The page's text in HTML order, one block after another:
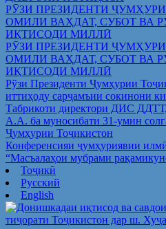
РӮЗИ ПРЕЗИДЕНТИ
ОМИЛИ ВАҲДАТ, СУБОТ ВА
ИҚТИСОДИ МИЛЛӢ
РӮЗИ ПРЕЗИДЕНТИ
ОМИЛИ ВАҲДАТ, СУБОТ ВА
ИҚТИСОДИ МИЛЛӢ
Рўзи Президенти Ҷумҳурии
иттиҳоду сарҷамъии сокинони
Табрикоти директори ДИС ДДТТ,
А.А. ба муносибати 31-умин
Ҷумҳурии Тоҷикистон
Конференсияи ҷумҳуриявии
“Масъалаҳои мубрами
Тоҷикӣ
Русский
English